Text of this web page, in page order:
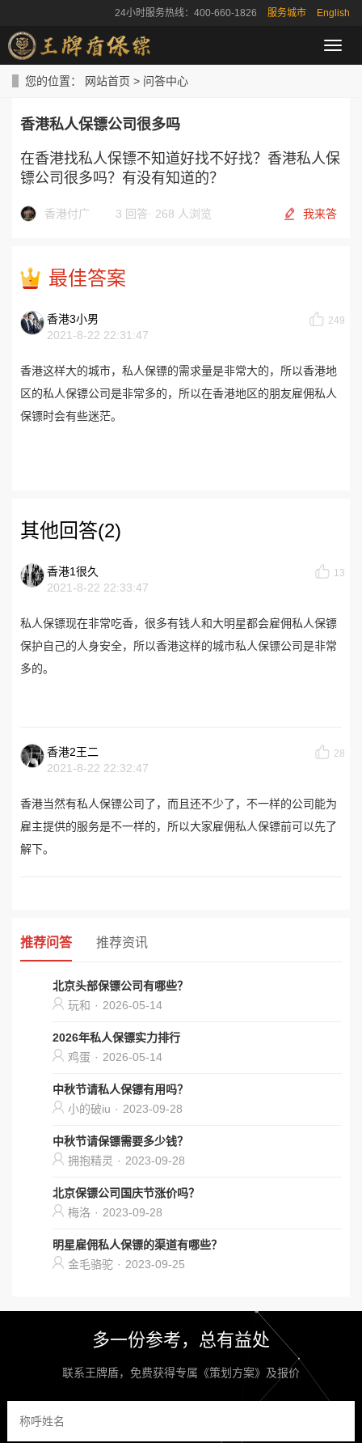
24小时服务热线：400-660-1826 服务城市 English
导
航
您的位置： 网站首页 > 问答中心
香港私人保镖公司很多吗
在香港找私人保镖不知道好找不好找？香港私人保
镖公司很多吗？有没有知道的？
香港付广 3 回答· 268 人浏览 我来答
最佳答案
香港3小男
2021-8-22 22:31:47
249
香港这样大的城市，私人保镖的需求量是非常大的，所以香港地
区的私人保镖公司是非常多的，所以在香港地区的朋友雇佣私人
保镖时会有些迷茫。
其他回答(2)
香港1很久
2021-8-22 22:33:47
13
私人保镖现在非常吃香，很多有钱人和大明星都会雇佣私人保镖
保护自己的人身安全，所以香港这样的城市私人保镖公司是非常
多的。
香港2王二
2021-8-22 22:32:47
28
香港当然有私人保镖公司了，而且还不少了，不一样的公司能为
雇主提供的服务是不一样的，所以大家雇佣私人保镖前可以先了
解下。
推荐问答 推荐资讯
北京头部保镖公司有哪些？
玩和 · 2026-05-14
2026年私人保镖实力排行
鸡蛋 · 2026-05-14
中秋节请私人保镖有用吗？
小的破iu · 2023-09-28
中秋节请保镖需要多少钱？
拥抱精灵 · 2023-09-28
北京保镖公司国庆节涨价吗？
梅洛 · 2023-09-28
明星雇佣私人保镖的渠道有哪些？
金毛骆驼 · 2023-09-25
多一份参考，总有益处
联系王牌盾，免费获得专属《策划方案》及报价